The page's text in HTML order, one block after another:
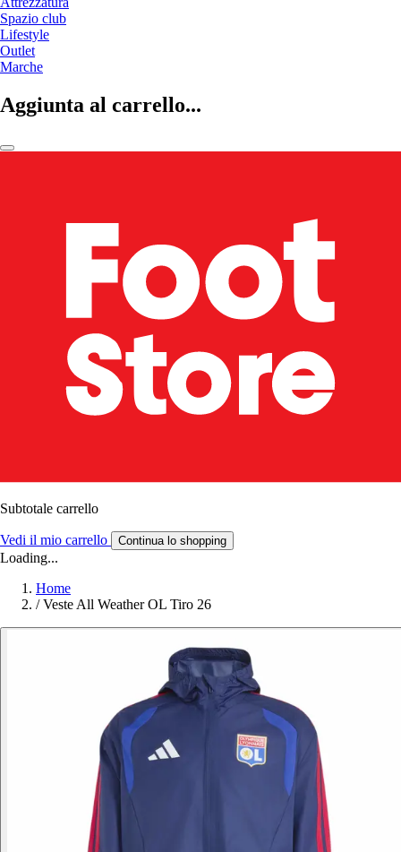
Spazio club
Lifestyle
Outlet
Marche
Aggiunta al carrello...
Subtotale carrello
Vedi il mio carrello Continua lo shopping
Loading...
Home
/ Veste All Weather OL Tiro 26